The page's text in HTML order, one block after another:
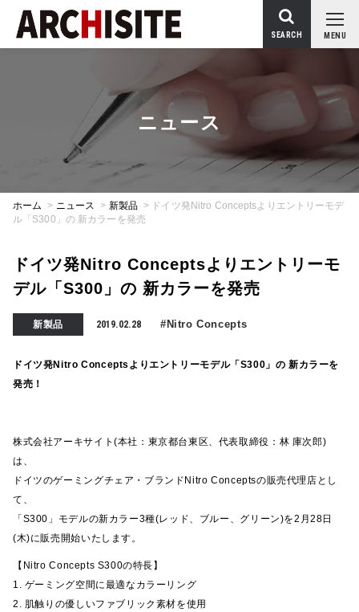
MENU
SEARCH
ニュース
ホーム > ニュース > 新製品 > ドイツ発Nitro Conceptsよりエントリーモデ
ル「S300」の 新カラーを発売
ドイツ発Nitro Conceptsよりエントリーモ
デル「S300」の 新カラーを発売
新製品 2019.02.28 #Nitro Concepts
ドイツ発Nitro Conceptsよりエントリーモデル「S300」の 新カラーを
発売！
株式会社アーキサイト(本社：東京都台東区、代表取締役：林 庫次郎)
は、
ドイツのゲーミングチェア・ブランドNitro Conceptsの販売代理店とし
て、
「S300」モデルの新カラー3種(レッド、ブルー、グリーン)を2月28日
(木)に販売開始いたします。
【Nitro Concepts S300の特長】
1. ゲーミング空間に最適なカラーリング
2. 肌触りの優しいファブリック素材を使用